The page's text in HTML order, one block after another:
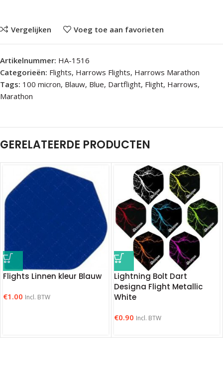
Vergelijken Voeg toe aan favorieten
Artikelnummer: HA-1516
Categorieën: Flights, Harrows Flights, Harrows Marathon
Tags: 100 micron, Blauw, Blue, Dartflight, Flight, Harrows,
Marathon
GERELATEERDE PRODUCTEN
Flights Linnen kleur Blauw
€1.00 Incl. BTW
Lightning Bolt Dart
Designa Flight Metallic
White
€0.90 Incl. BTW